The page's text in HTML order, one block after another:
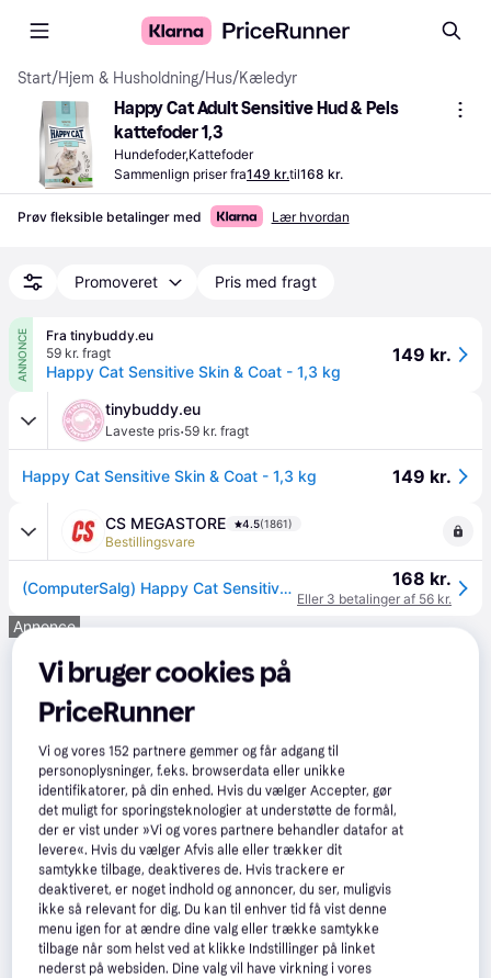
Start/Hjem & Husholdning/Hus/Kæledyr
Happy Cat Adult Sensitive Hud & Pels
kattefoder 1,3
Hundefoder,Kattefoder
Sammenlign priser fra149 kr.til168 kr.
Prøv fleksible betalinger med Lær hvordan
Promoveret Pris med fragt
ANNONCE
Fra tinybuddy.eu
59 kr. fragt
Happy Cat Sensitive Skin & Coat - 1,3 kg
149 kr.
tinybuddy.eu
Laveste pris·59 kr. fragt
Happy Cat Sensitive Skin & Coat - 1,3 kg 149 kr.
CS MEGASTORE 4.5(1861)
Bestillingsvare
(ComputerSalg) Happy Cat Sensitive Skin & Coat, Voksen, Enhver race, Kylling, Laks, 1.3 kg 168 kr.
Eller 3 betalinger af 56 kr.
Annonce
Vi bruger cookies på
PriceRunner
Vi og vores152 partnere gemmer og får adgang til
personoplysninger, f.eks. browserdata eller unikke
identifikatorer, på din enhed. Hvis du vælger Accepter, gør
det muligt for sporingsteknologier at understøtte de formål,
der er vist under »Vi og vores partnere behandler datafor at
levere«. Hvis du vælger Afvis alle eller trækker dit
samtykke tilbage, deaktiveres de. Hvis trackere er
deaktiveret, er noget indhold og annoncer, du ser, muligvis
ikke så relevant for dig. Du kan til enhver tid få vist denne
menu igen for at ændre dine valg eller trække samtykke
tilbage når som helst ved at klikke Indstillinger på linket
nederst på websiden. Dine valg vil have virkning i vores